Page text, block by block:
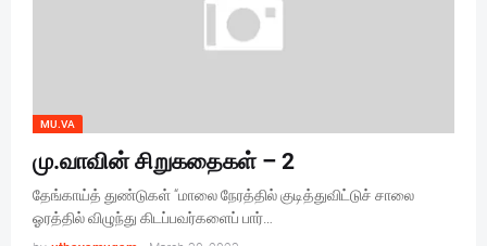
MU.VA
மு.வாவின் சிறுகதைகள் – 2
தேங்காய்த் துண்டுகள் “மாலை நேரத்தில் குடித்துவிட்டுச் சாலை
ஓரத்தில் விழுந்து கிடப்பவர்களைப் பார்…